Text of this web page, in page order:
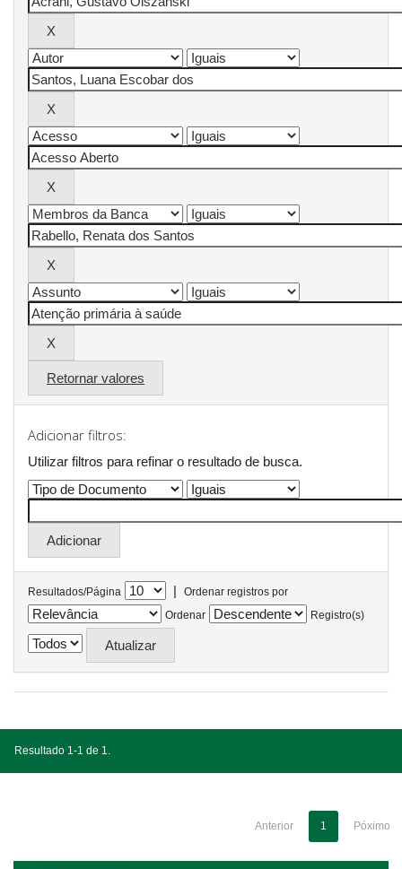
Retornar valores
Adicionar filtros:
Utilizar filtros para refinar o resultado de busca.
Resultados/Página |
Ordenar registros por
Ordenar
Registro(s)
Resultado 1-1 de 1.
Anterior 1 Póximo